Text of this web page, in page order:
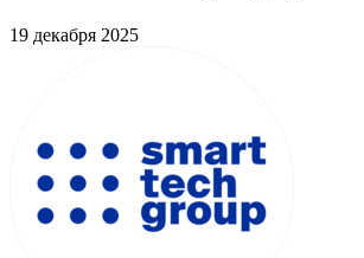
19 декабря 2025